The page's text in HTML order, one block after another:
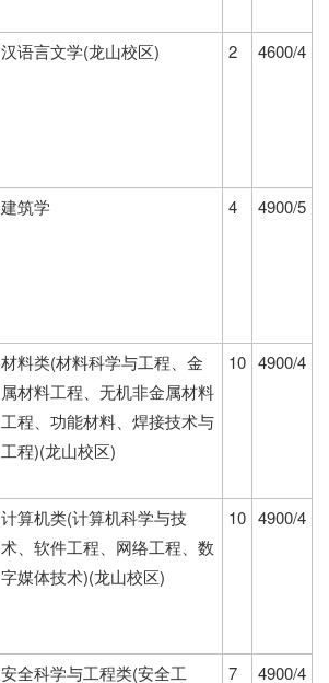
汉语言文学(龙山校区) 2 4600/4
建筑学 4 4900/5
材料类(材料科学与工程、金
属材料工程、无机非金属材料
工程、功能材料、焊接技术与
工程)(龙山校区)
10 4900/4
计算机类(计算机科学与技
术、软件工程、网络工程、数
字媒体技术)(龙山校区)
10 4900/4
安全科学与工程类(安全工
7 4900/4